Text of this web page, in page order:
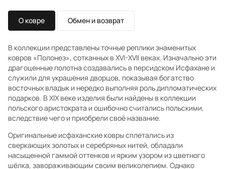
О ковре Обмен и возврат
В коллекции представлены точные реплики знаменитых
ковров «Полонез», сотканных в XVI-XVII веках. Изначально эти
драгоценные полотна создавались в персидском Исфахане и
служили для украшения дворцов, показывая богатство
восточных владык и нередко выполняя роль дипломатических
подарков. В XIX веке изделия были найдены в коллекции
польского аристократа и ошибочно считались польскими,
вследствие чего и приобрели своё название.
Оригинальные исфаханские ковры сплетались из
сверкающих золотых и серебряных нитей, обладали
насыщенной гаммой оттенков и ярким узором из цветного
шёлка, завораживающим своим великолепием. Однако